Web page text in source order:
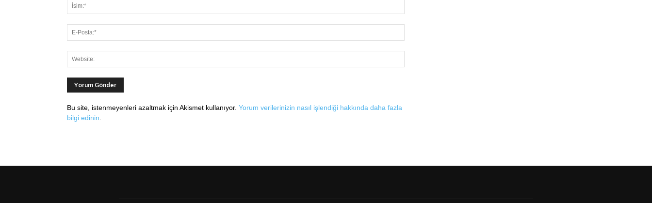
Bu site, istenmeyenleri azaltmak için Akismet kullanıyor. Yorum verilerinizin nasıl işlendiği hakkında daha fazla
bilgi edinin